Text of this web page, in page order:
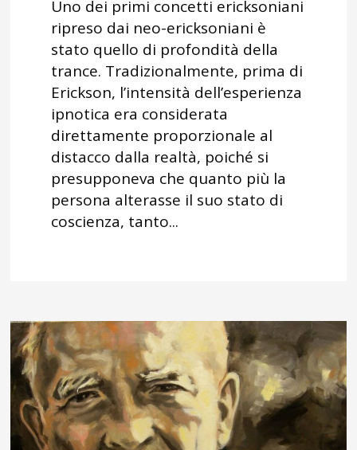
Uno dei primi concetti ericksoniani
ripreso dai neo-ericksoniani è
stato quello di profondità della
trance. Tradizionalmente, prima di
Erickson, l’intensità dell’esperienza
ipnotica era considerata
direttamente proporzionale al
distacco dalla realtà, poiché si
presupponeva che quanto più la
persona alterasse il suo stato di
coscienza, tanto...